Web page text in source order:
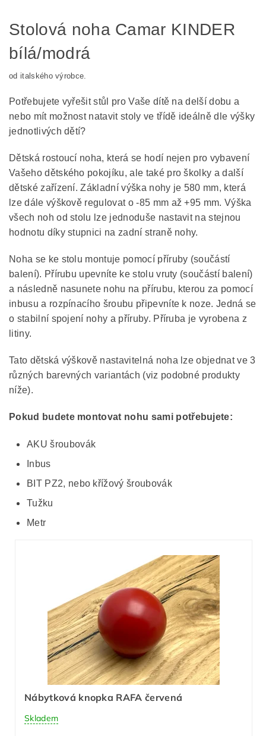
Stolová noha Camar KINDER
bílá/modrá
od italského výrobce.
Potřebujete vyřešit stůl pro Vaše dítě na delší dobu a
nebo mít možnost natavit stoly ve třídě ideálně dle výšky
jednotlivých dětí?
Dětská rostoucí noha, která se hodí nejen pro vybavení
Vašeho dětského pokojíku, ale také pro školky a další
dětské zařízení. Základní výška nohy je 580 mm, která
lze dále výškově regulovat o -85 mm až +95 mm. Výška
všech noh od stolu lze jednoduše nastavit na stejnou
hodnotu díky stupnici na zadní straně nohy.
Noha se ke stolu montuje pomocí příruby (součástí
balení). Přírubu upevníte ke stolu vruty (součástí balení)
a následně nasunete nohu na přírubu, kterou za pomocí
inbusu a rozpínacího šroubu připevníte k noze. Jedná se
o stabilní spojení nohy a příruby. Příruba je vyrobena z
litiny.
Tato dětská výškově nastavitelná noha lze objednat ve 3
různých barevných variantách (viz podobné produkty
níže).
Pokud budete montovat nohu sami potřebujete:
AKU šroubovák
Inbus
BIT PZ2, nebo křížový šroubovák
Tužku
Metr
Nábytková knopka RAFA červená
Skladem